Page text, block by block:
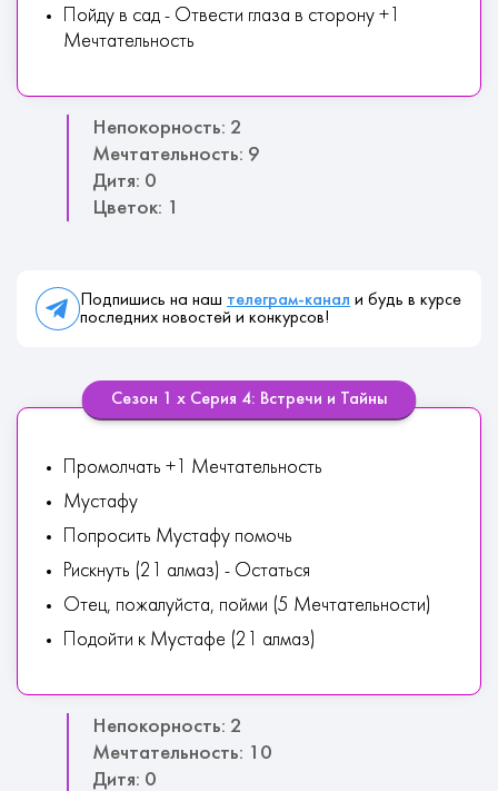
Пойду в сад - Отвести глаза в сторону +1
Мечтательность
Непокорность: 2
Мечтательность: 9
Дитя: 0
Цветок: 1
Подпишись на наш телеграм-канал и будь в курсе
последних новостей и конкурсов!
Сезон 1 х Серия 4: Встречи и Тайны
Промолчать +1 Мечтательность
Мустафу
Попросить Мустафу помочь
Рискнуть (21 алмаз) - Остаться
Отец, пожалуйста, пойми (5 Мечтательности)
Подойти к Мустафе (21 алмаз)
Непокорность: 2
Мечтательность: 10
Дитя: 0